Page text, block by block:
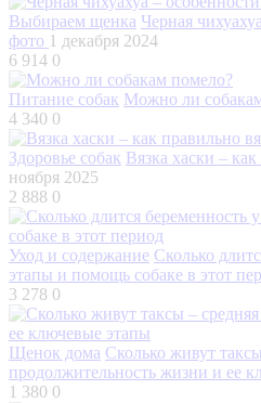
Выбираем щенка Черная
фото 1 декабря 2024
6 914 0
Питание собак Можно ли
4 340 0
Здоровье собак Вязка хаски –
ноября 2025
2 888 0
Уход и содержание Сколько
этапы и помощь собаке в этот
3 278 0
Щенок дома Сколько живут
продолжительность жизни и ее
1 380 0